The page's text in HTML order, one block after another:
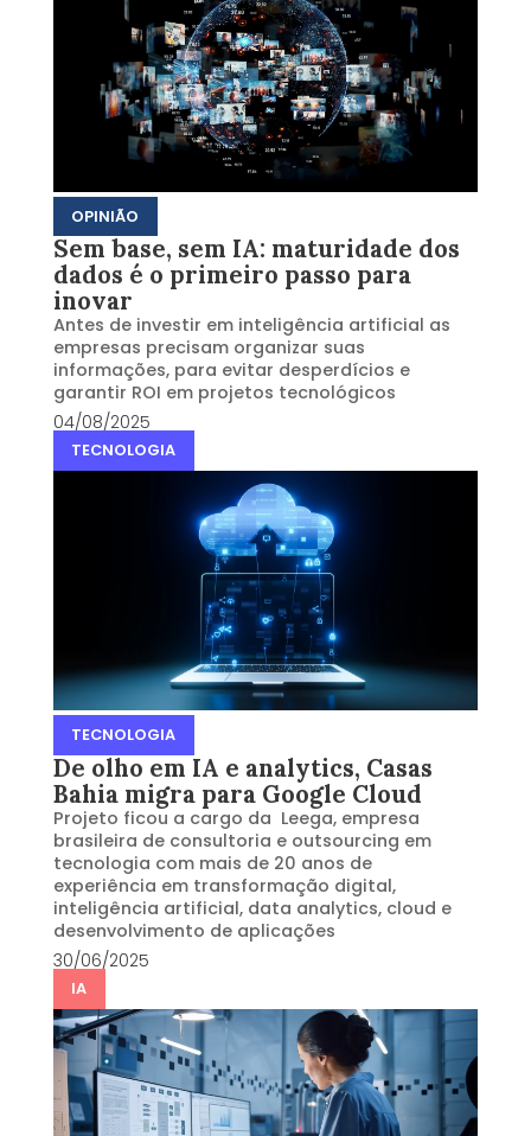
OPINIÃO
Sem base, sem IA: maturidade dos
dados é o primeiro passo para
inovar
Antes de investir em inteligência artificial as
empresas precisam organizar suas
informações, para evitar desperdícios e
garantir ROI em projetos tecnológicos
04/08/2025
TECNOLOGIA
TECNOLOGIA
De olho em IA e analytics, Casas
Bahia migra para Google Cloud
Projeto ficou a cargo da Leega, empresa
brasileira de consultoria e outsourcing em
tecnologia com mais de 20 anos de
experiência em transformação digital,
inteligência artificial, data analytics, cloud e
desenvolvimento de aplicações
30/06/2025
IA